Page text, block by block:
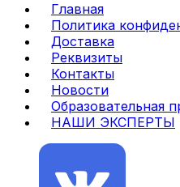
Главная
Политика
Доставка
Реквизиты
Контакты
Новости
Образовательная
НАШИ ЭКСПЕРТЫ